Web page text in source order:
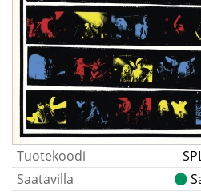
Tuotekoodi
Saatavilla